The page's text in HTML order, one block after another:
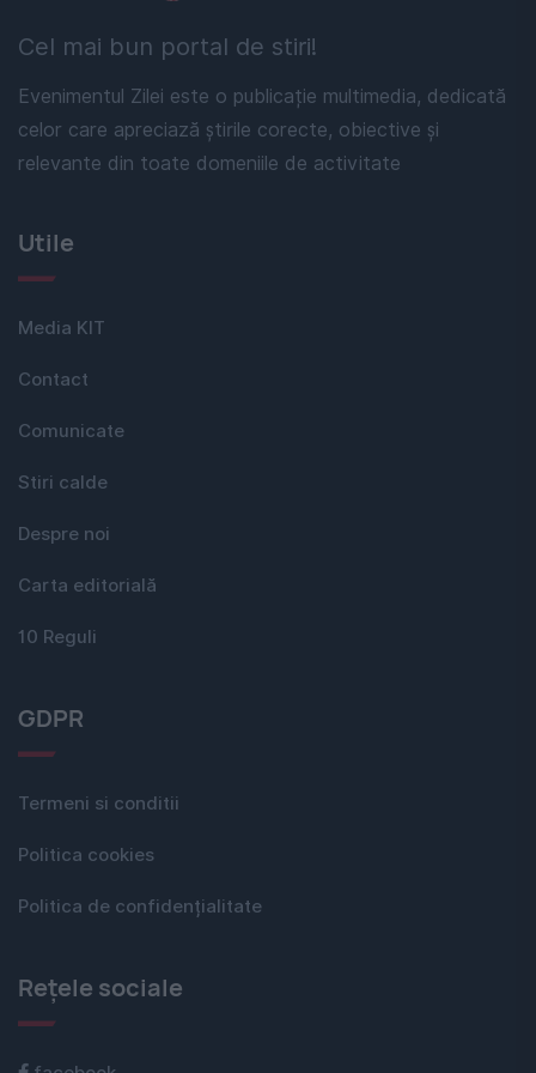
Cel mai bun portal de stiri!
Evenimentul Zilei este o publicație multimedia, dedicată
celor care apreciază știrile corecte, obiective și
relevante din toate domeniile de activitate
Utile
Media KIT
Contact
Comunicate
Stiri calde
Despre noi
Carta editorială
10 Reguli
GDPR
Termeni si conditii
Politica cookies
Politica de confidențialitate
Rețele sociale